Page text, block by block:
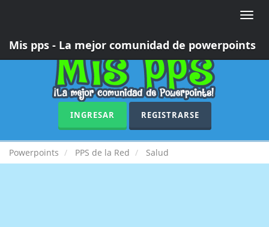
Toggle
Mis pps - La mejor comunidad de powerpoints
INGRESAR REGISTRARSE
Powerpoints PPS de la Red Salud